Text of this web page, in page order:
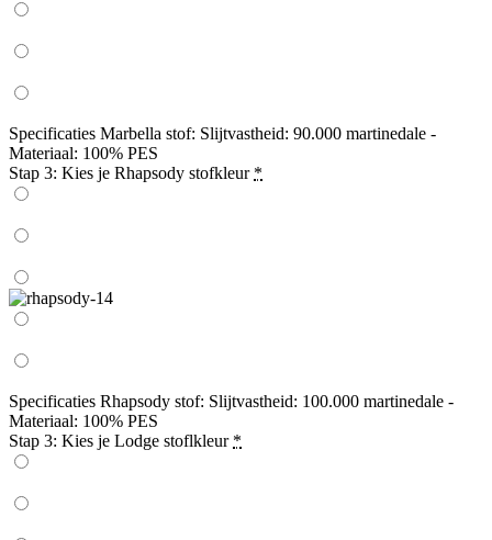
Specificaties Marbella stof: Slijtvastheid: 90.000 martinedale -
Materiaal: 100% PES
Stap 3: Kies je Rhapsody stofkleur *
Specificaties Rhapsody stof: Slijtvastheid: 100.000 martinedale -
Materiaal: 100% PES
Stap 3: Kies je Lodge stoflkleur *